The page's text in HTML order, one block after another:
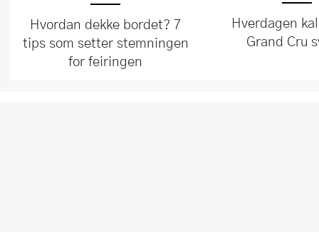
Hvordan dekke bordet? 7
tips som setter stemningen
for feiringen
Hverdagen
Grand Cru